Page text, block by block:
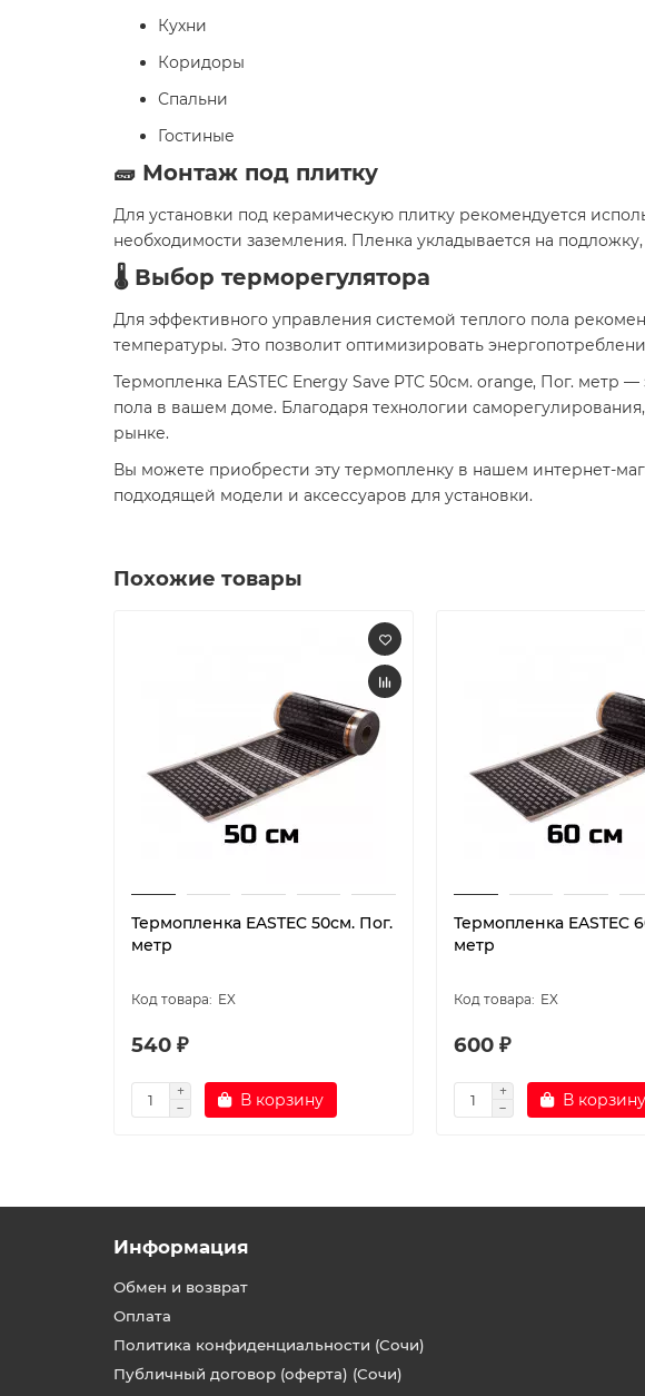
Кухни
Коридоры
Спальни
Гостиные​
🧱 Монтаж под плитку
Для установки под керамическую плитку рекомендуется
необходимости заземления. Пленка укладывается на
🌡️ Выбор терморегулятора
Для эффективного управления системой теплого пола
температуры. Это позволит оптимизировать
Термопленка EASTEC Energy Save PTC 50см. orange, Пог.
пола в вашем доме. Благодаря технологии
рынке.
Вы можете приобрести эту термопленку в нашем интернет-
подходящей модели и аксессуаров для установки.​
Похожие товары
Термопленка EASTEC 50см. Пог.
метр
EX
540 ₽
В корзину
Термопленка EASTEC
метр
EX
600 ₽
В корзину
Информация
Обмен и возврат
Оплата
Политика конфиденциальности (Сочи)
Публичный договор (оферта) (Сочи)